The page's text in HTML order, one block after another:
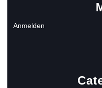
Anmelden